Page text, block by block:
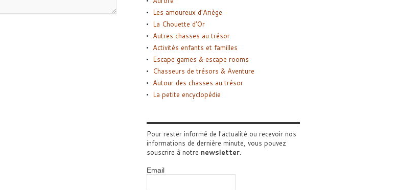
Les amoureux d’Ariège
La Chouette d’Or
Autres chasses au trésor
Activités enfants et familles
Escape games & escape rooms
Chasseurs de trésors & Aventure
Autour des chasses au trésor
La petite encyclopédie
Pour rester informé de l'actualité ou recevoir nos
informations de dernière minute, vous pouvez
souscrire à notre newsletter.
Email